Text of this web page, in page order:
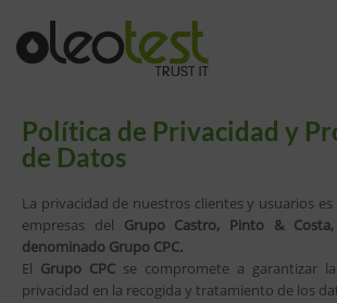
Política de Privacidad y
de Datos
La privacidad de nuestros clientes y usuarios
empresas del Grupo Castro, Pinto &
denominado Grupo CPC.
El Grupo CPC se compromete a garantizar
privacidad en la recogida y tratamiento de los